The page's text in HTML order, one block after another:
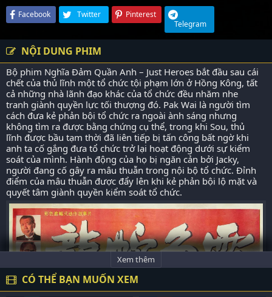
Facebook Twitter
Pinterest
Telegram
NỘI DUNG PHIM
Bộ phim Nghĩa Đảm Quần Anh – Just Heroes bắt đầu sau cái
chết của thủ lĩnh một tổ chức tội phạm lớn ở Hồng Kông, tất
cả những nhà lãnh đạo khác của tổ chức đều nhăm nhe
tranh giành quyền lực tối thượng đó. Pak Wai là người tìm
cách đưa kẻ phản bội tổ chức ra ngoài ành sáng nhưng
không tìm ra được bằng chứng cụ thể, trong khi Sou, thủ
lĩnh được bầu tạm thời đã liên tiếp bị tấn công bất ngờ khi
anh ta cố gắng đưa tổ chức trở lại hoạt động dưới sự kiểm
soát của mình. Hành động của họ bị ngăn cản bởi Jacky,
người đang cố gây ra mâu thuẫn trong nội bộ tổ chức. Đỉnh
điểm của mâu thuẫn được đẩy lên khi kẻ phản bội lộ mặt và
quyết tâm giành quyền kiểm soát tổ chức.
Xem thêm
CÓ THỂ BẠN MUỐN XEM